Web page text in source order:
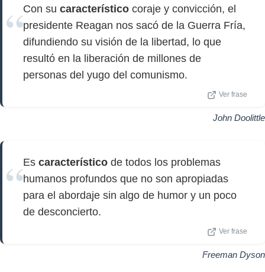
Con su característico coraje y convicción, el
presidente Reagan nos sacó de la Guerra Fría,
difundiendo su visión de la libertad, lo que
resultó en la liberación de millones de
personas del yugo del comunismo.
Ver frase
John Doolittle
Es característico de todos los problemas
humanos profundos que no son apropiadas
para el abordaje sin algo de humor y un poco
de desconcierto.
Ver frase
Freeman Dyson